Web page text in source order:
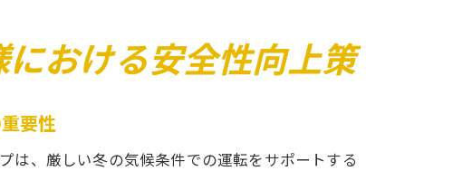
おける安全性向上策
要性
は、厳しい冬の気候条件での運転をサポートする